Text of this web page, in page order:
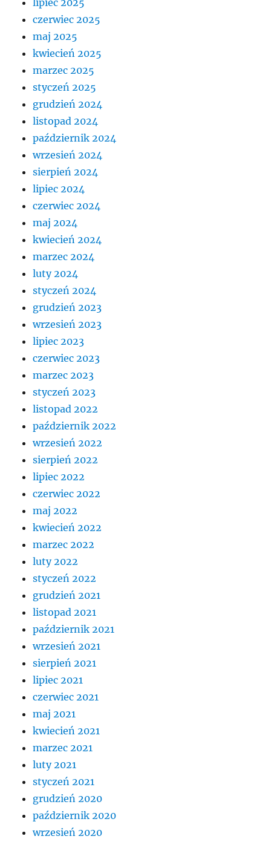
czerwiec 2025
maj 2025
kwiecień 2025
marzec 2025
styczeń 2025
grudzień 2024
listopad 2024
październik 2024
wrzesień 2024
sierpień 2024
lipiec 2024
czerwiec 2024
maj 2024
kwiecień 2024
marzec 2024
luty 2024
styczeń 2024
grudzień 2023
wrzesień 2023
lipiec 2023
czerwiec 2023
marzec 2023
styczeń 2023
listopad 2022
październik 2022
wrzesień 2022
sierpień 2022
lipiec 2022
czerwiec 2022
maj 2022
kwiecień 2022
marzec 2022
luty 2022
styczeń 2022
grudzień 2021
listopad 2021
październik 2021
wrzesień 2021
sierpień 2021
lipiec 2021
czerwiec 2021
maj 2021
kwiecień 2021
marzec 2021
luty 2021
styczeń 2021
grudzień 2020
październik 2020
wrzesień 2020